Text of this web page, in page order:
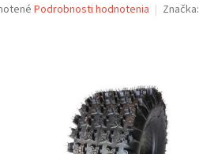
Podrobnosti hodnotenia Značka: